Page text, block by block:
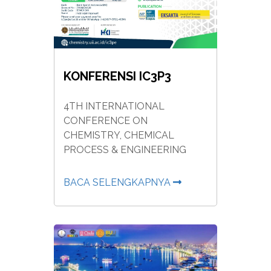
KONFERENSI IC3P3
4TH INTERNATIONAL
CONFERENCE ON
CHEMISTRY, CHEMICAL
PROCESS & ENGINEERING
BACA SELENGKAPNYA